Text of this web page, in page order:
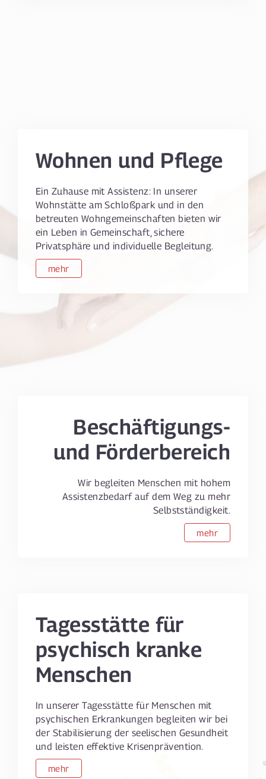
Wohnen und Pflege
Ein Zuhause mit Assistenz: In unserer
Wohnstätte am Schloßpark und in den
betreuten Wohngemeinschaften bieten wir
ein Leben in Gemeinschaft, sichere
Privatsphäre und individuelle Begleitung.
mehr
Beschäftigungs-
und Förderbereich
Wir begleiten Menschen mit hohem
Assistenzbedarf auf dem Weg zu mehr
Selbstständigkeit.
mehr
Tagesstätte für
psychisch kranke
Menschen
In unserer Tagesstätte für Menschen mit
psychischen Erkrankungen begleiten wir bei
der Stabilisierung der seelischen Gesundheit
und leisten effektive Krisenprävention.
mehr